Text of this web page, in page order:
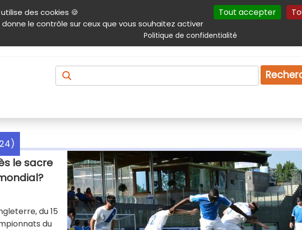
des cookies 🍪
le contrôle sur ceux que vous souhaitez activer
Tout accepter
Politique de confidentialité
accessibilité Menu principal Autres services Plan du site
Produits & services Emploi Droit
le sacre
du 15
du